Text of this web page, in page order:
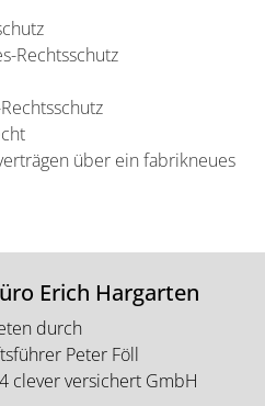
Rechtsschutz
über ein fabrikneues
Erich Hargarten
durch
Peter Föll
clever versichert GmbH